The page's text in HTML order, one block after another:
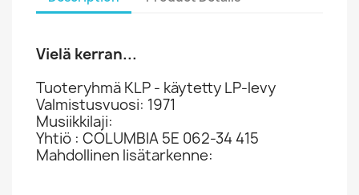
Vielä kerran...
Tuoteryhmä KLP - käytetty LP-levy
Valmistusvuosi: 1971
Musiikkilaji:
Yhtiö : COLUMBIA 5E 062-34 415
Mahdollinen lisätarkenne: